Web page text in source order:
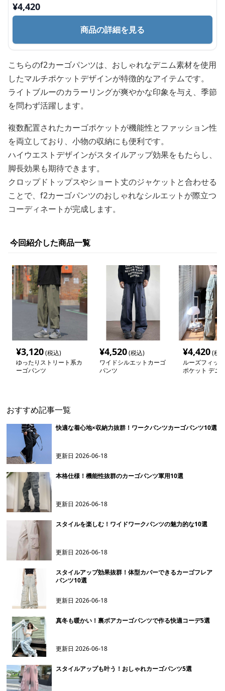
¥4,420
商品の詳細を見る
こちらのf2カーゴパンツは、おしゃれなデニム素材を使用
したマルチポケットデザインが特徴的なアイテムです。
ライトブルーのカラーリングが爽やかな印象を与え、季節
を問わず活躍します。
複数配置されたカーゴポケットが機能性とファッション性
を両立しており、小物の収納にも便利です。
ハイウエストデザインがスタイルアップ効果をもたらし、
脚長効果も期待できます。
クロップドトップスやショート丈のジャケットと合わせる
ことで、f2カーゴパンツのおしゃれなシルエットが際立つ
コーディネートが完成します。
今回紹介した商品一覧
¥3,120(税込)
ゆったりストリート系カ
ーゴパンツ
¥4,520(税込)
ワイドシルエットカーゴ
パンツ
¥4,420(税
ルーズフィッ
ポケット デニ
おすすめ記事一覧
快適な着心地×収納力抜群！ワークパンツカーゴパンツ10選
更新日2026-06-18
本格仕様！機能性抜群のカーゴパンツ軍用10選
更新日2026-06-18
スタイルを楽しむ！ワイドワークパンツの魅力的な10選
更新日2026-06-18
スタイルアップ効果抜群！体型カバーできるカーゴフレア
パンツ10選
更新日2026-06-18
真冬も暖かい！裏ボアカーゴパンツで作る快適コーデ5選
更新日2026-06-18
スタイルアップも叶う！おしゃれカーゴパンツ5選